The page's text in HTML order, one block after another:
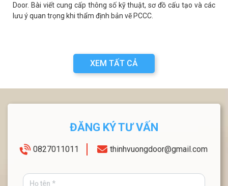
Door. Bài viết cung cấp thông số kỹ thuật, sơ đồ cấu tạo và các
lưu ý quan trọng khi thẩm định bản vẽ PCCC.
XEM TẤT CẢ
ĐĂNG KÝ TƯ VẤN
0827011011 thinhvuongdoor@gmail.com